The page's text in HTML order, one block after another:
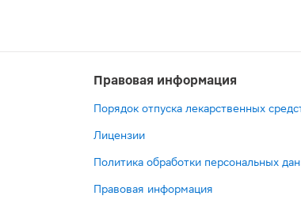
Правовая информация
Порядок отпуска лекарственных
Лицензии
Политика обработки персональных
Правовая информация